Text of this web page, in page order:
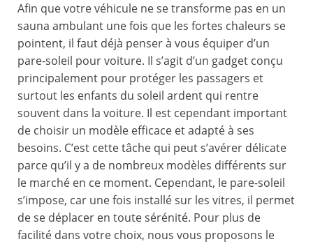
Afin que votre véhicule ne se transforme pas en un
sauna ambulant une fois que les fortes chaleurs se
pointent, il faut déjà penser à vous équiper d’un
pare-soleil pour voiture. Il s’agit d’un gadget conçu
principalement pour protéger les passagers et
surtout les enfants du soleil ardent qui rentre
souvent dans la voiture. Il est cependant important
de choisir un modèle efficace et adapté à ses
besoins. C’est cette tâche qui peut s’avérer délicate
parce qu’il y a de nombreux modèles différents sur
le marché en ce moment. Cependant, le pare-soleil
s’impose, car une fois installé sur les vitres, il permet
de se déplacer en toute sérénité. Pour plus de
facilité dans votre choix, nous vous proposons le